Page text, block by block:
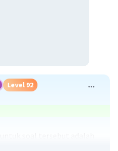
Level 92